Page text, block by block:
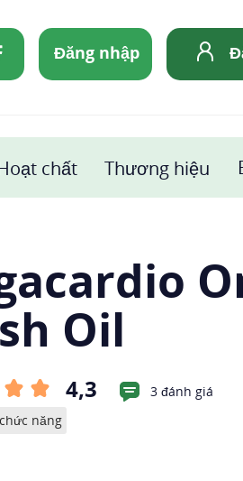
Đăng nhập
chất Thương hiệu
Oil
4,3
3 đánh giá
năng